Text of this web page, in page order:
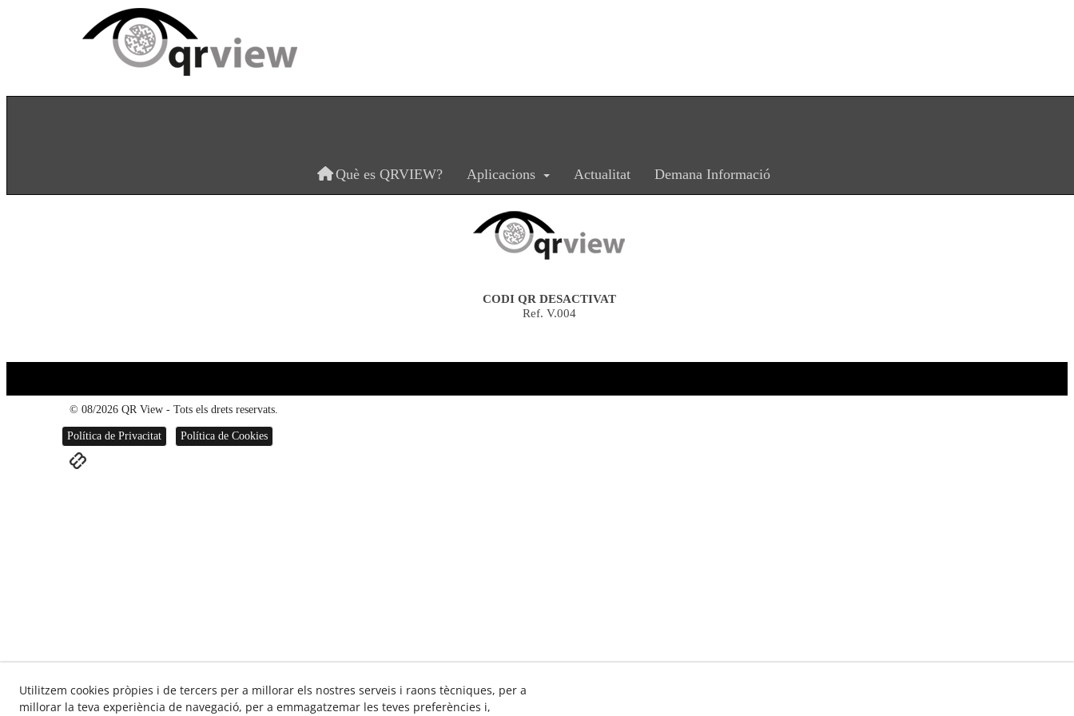
Què es QRVIEW? Aplicacions Actualitat Demana Informació
CODI QR DESACTIVAT
Ref. V.004
© 08/2026 QR View - Tots els drets reservats.
Política de Privacitat Política de Cookies
Utilitzem cookies pròpies i de tercers per a millorar els nostres serveis i raons tècniques, per a
millorar la teva experiència de navegació, per a emmagatzemar les teves preferències i,